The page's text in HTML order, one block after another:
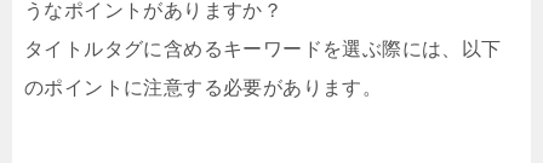
うなポイントがありますか？
タイトルタグに含めるキーワードを選ぶ際には、以下
のポイントに注意する必要があります。